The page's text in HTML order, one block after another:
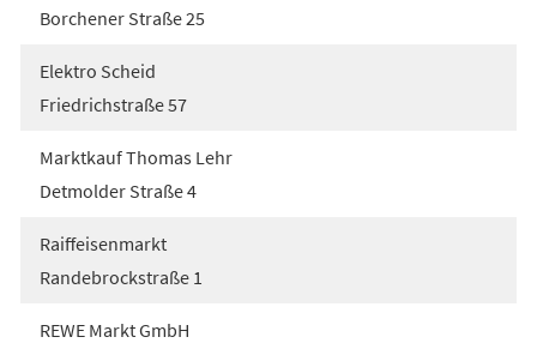
Borchener Straße 25
Elektro Scheid
Friedrichstraße 57
Marktkauf Thomas Lehr
Detmolder Straße 4
Raiffeisenmarkt
Randebrockstraße 1
REWE Markt GmbH